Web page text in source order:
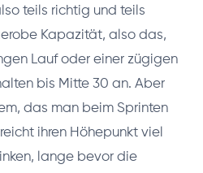
teils richtig und teils
Kapazität, also das,
Lauf oder einer zügigen
bis Mitte 30 an. Aber
das man beim Sprinten
ihren Höhepunkt viel
lange bevor die